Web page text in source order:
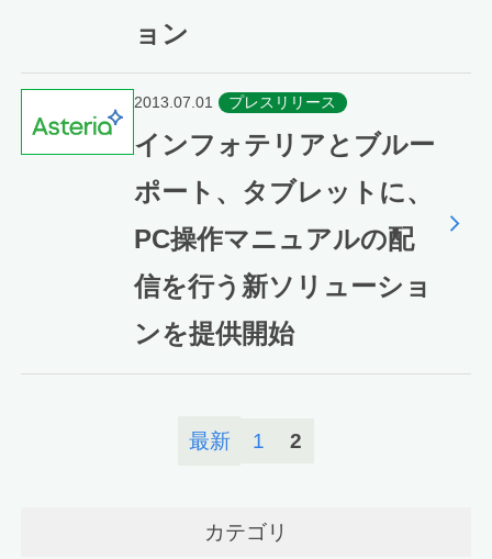
ョン
2013.07.01 プレスリリース
インフォテリアとブルー
ポート、タブレットに、
PC操作マニュアルの配
信を行う新ソリューショ
ンを提供開始
最新 1 2
カテゴリ